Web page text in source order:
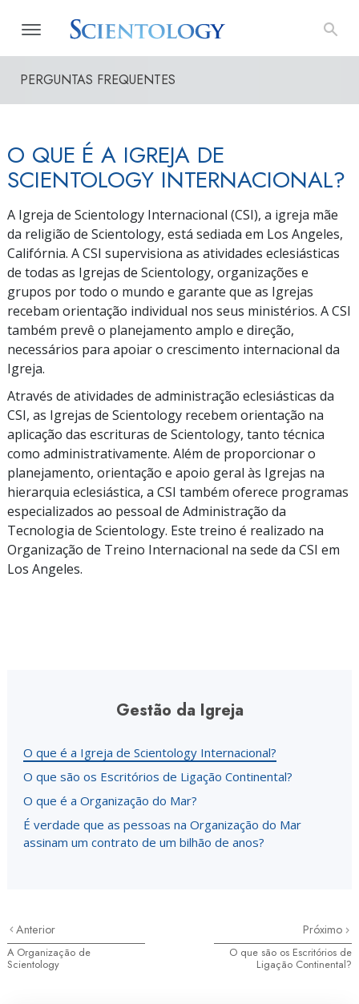
PERGUNTAS FREQUENTES
O QUE É A IGREJA DE
SCIENTOLOGY INTERNACIONAL?
A Igreja de Scientology Internacional (CSI), a igreja mãe
da religião de Scientology, está sediada em Los Angeles,
Califórnia. A CSI supervisiona as atividades eclesiásticas
de todas as Igrejas de Scientology, organizações e
grupos por todo o mundo e garante que as Igrejas
recebam orientação individual nos seus ministérios. A CSI
também prevê o planejamento amplo e direção,
necessários para apoiar o crescimento internacional da
Igreja.
Através de atividades de administração eclesiásticas da
CSI, as Igrejas de Scientology recebem orientação na
aplicação das escrituras de Scientology, tanto técnica
como administrativamente. Além de proporcionar o
planejamento, orientação e apoio geral às Igrejas na
hierarquia eclesiástica, a CSI também oferece programas
especializados ao pessoal de Administração da
Tecnologia de Scientology. Este treino é realizado na
Organização de Treino Internacional na sede da CSI em
Los Angeles.
Gestão da Igreja
O que é a Igreja de Scientology Internacional?
O que são os Escritórios de Ligação Continental?
O que é a Organização do Mar?
É verdade que as pessoas na Organização do Mar
assinam um contrato de um bilhão de anos?
Anterior
A Organização de
Scientology
Próximo
O que são os Escritórios de
Ligação Continental?